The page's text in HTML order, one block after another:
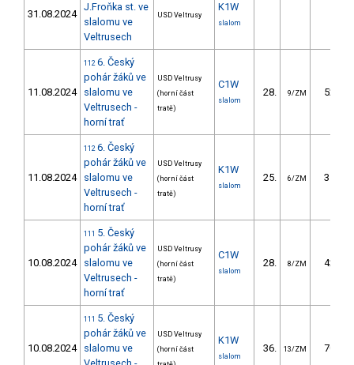
31.08.2024
J.Froňka st. ve
slalomu ve
Veltrusech
USD Veltrusy
K1W
slalom
11.08.2024
112 6. Český
pohár žáků ve
slalomu ve
Veltrusech -
horní trať
USD Veltrusy
(horní část
tratě)
C1W
slalom
28. 9/ZM 52.55
11.08.2024
112 6. Český
pohár žáků ve
slalomu ve
Veltrusech -
horní trať
USD Veltrusy
(horní část
tratě)
K1W
slalom
25. 6/ZM 31.64
10.08.2024
111 5. Český
pohár žáků ve
slalomu ve
Veltrusech -
horní trať
USD Veltrusy
(horní část
tratě)
C1W
slalom
28. 8/ZM 42.97
10.08.2024
111 5. Český
pohár žáků ve
slalomu ve
USD Veltrusy
(horní část
K1W
slalom
36. 13/ZM 70.25